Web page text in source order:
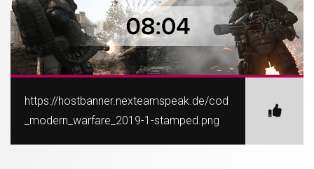
https://hostbanner.nexteamspeak.de/cod
_modern_warfare_2019-1-stamped.png